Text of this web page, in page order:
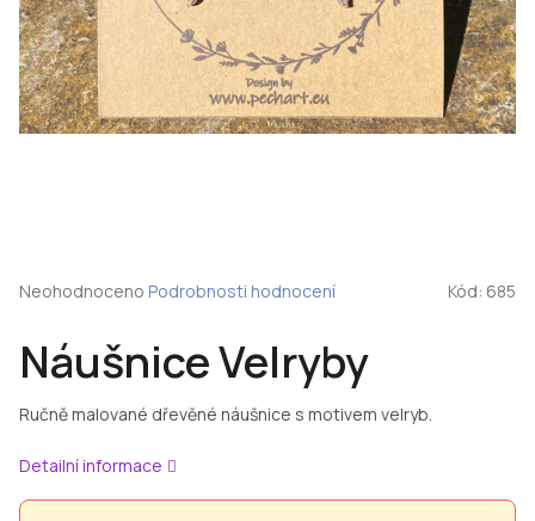
Náušnice Velryby
Ručně malované dřevěné náušnice s motivem velryb.
Detailní informace
Průměrné
je
0,0
z
5
Neohodnoceno Podrobnosti hodnocení Kód: 685